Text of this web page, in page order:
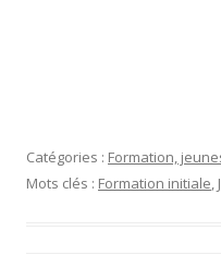
Catégories : Formation,
Mots clés : Formation initiale,